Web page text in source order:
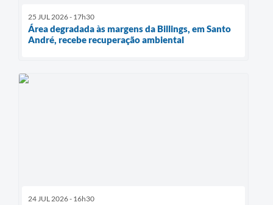
25 JUL 2026 - 17h30
Área degradada às margens da Billings, em Santo
André, recebe recuperação ambiental
24 JUL 2026 - 16h30